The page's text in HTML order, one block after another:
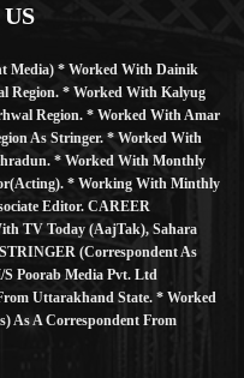
Media) * Worked With Dainik
Region. * Worked With Kalyug
Region. * Worked With Amar
As Stringer. * Worked With
* Worked With Monthly
* Working With Minthly
Editor. CAREER
TV Today (AajTak), Sahara
(Correspondent As
Poorab Media Pvt. Ltd
Uttarakhand State. * Worked
As A Correspondent From